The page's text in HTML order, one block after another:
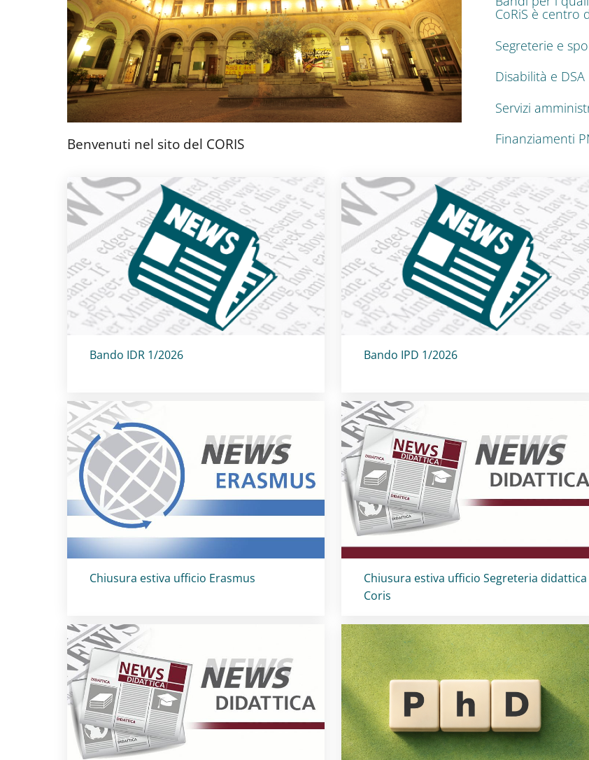
Benvenuti nel sito del CORIS
CoRiS è centro
Segreterie e
Disabilità e DSA
Servizi
Finanziamenti
Titolo card :
Bando IDR 1/2026 Titolo card :
Bando IPD 1/2026
Titolo card:
Chiusura estiva ufficio Erasmus Titolo card:
Chiusura estiva ufficio Segreteria didattica
Coris